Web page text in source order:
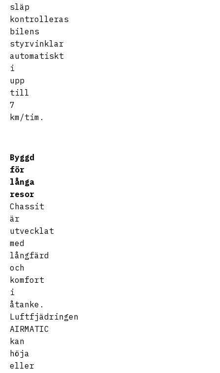
släp
kontrolleras
bilens
styrvinklar
automatiskt
i
upp
till
7
km/tim.
Byggd
för
långa
resor
Chassit
är
utvecklat
med
långfärd
och
komfort
i
åtanke.
Luftfjädringen
AIRMATIC
kan
höja
eller